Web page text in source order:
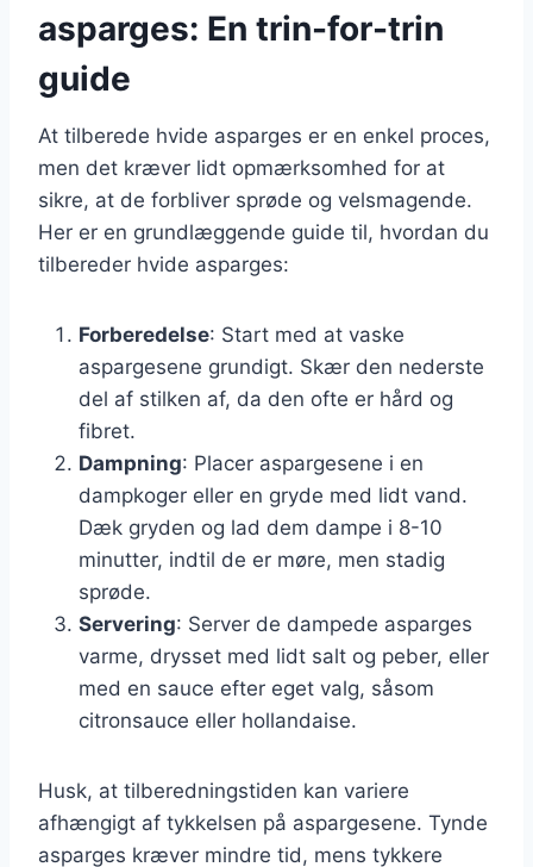
asparges: En trin-for-trin
guide
At tilberede hvide asparges er en enkel proces,
men det kræver lidt opmærksomhed for at
sikre, at de forbliver sprøde og velsmagende.
Her er en grundlæggende guide til, hvordan du
tilbereder hvide asparges:
Forberedelse: Start med at vaske
aspargesene grundigt. Skær den nederste
del af stilken af, da den ofte er hård og
fibret.
Dampning: Placer aspargesene i en
dampkoger eller en gryde med lidt vand.
Dæk gryden og lad dem dampe i 8-10
minutter, indtil de er møre, men stadig
sprøde.
Servering: Server de dampede asparges
varme, drysset med lidt salt og peber, eller
med en sauce efter eget valg, såsom
citronsauce eller hollandaise.
Husk, at tilberedningstiden kan variere
afhængigt af tykkelsen på aspargesene. Tynde
asparges kræver mindre tid, mens tykkere